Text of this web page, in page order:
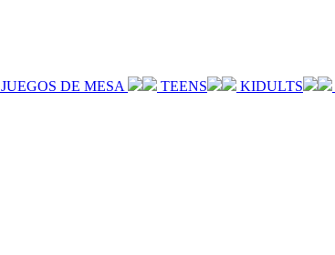
JUEGOS DE MESA TEENS KIDULTS